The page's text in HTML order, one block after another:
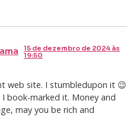
15 de dezembro de 2024 às
19:50
web site. I stumbledupon it 😉
book-marked it. Money and
may you be rich and